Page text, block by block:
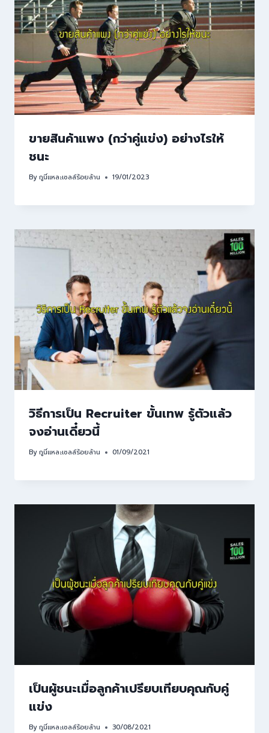
ขายสินค้าแพง (กว่าคู่แข่ง) อย่างไรให้
ชนะ
Byกูนี่แหละเซลล์ร้อยล้าน 19/01/2023
วิธีการเป็น Recruiter ขั้นเทพ รู้ตัวแล้ว
จงอ่านเดี๋ยวนี้
Byกูนี่แหละเซลล์ร้อยล้าน 01/09/2021
เป็นผู้ชนะเมื่อลูกค้าเปรียบเทียบคุณกับคู่
แข่ง
Byกูนี่แหละเซลล์ร้อยล้าน 30/08/2021